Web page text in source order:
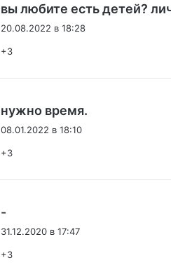
вы любите есть детей?
20.08.2022 в 18:28
+3
нужно время.
08.01.2022 в 18:10
+3
-
31.12.2020 в 17:47
+3